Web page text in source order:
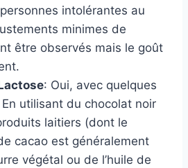
intolérantes au
minimes de
être observés mais le goût
: Oui, avec quelques
utilisant du chocolat noir
laitiers (dont le
cacao est généralement
végétal ou de l’huile de